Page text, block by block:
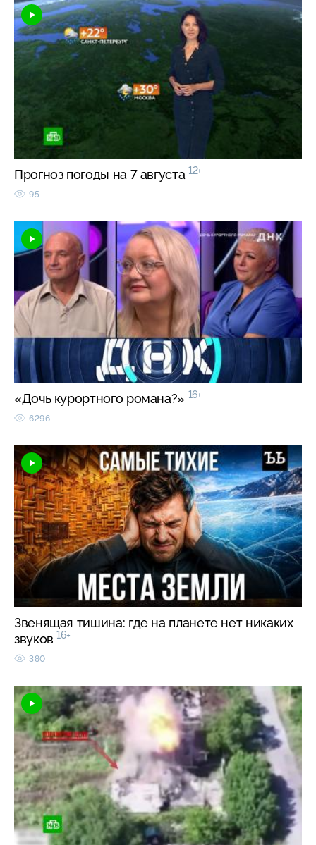
Прогноз погоды на 7 августа 12+
95
«Дочь курортного романа?» 16+
6296
Звенящая тишина: где на планете нет никаких
звуков 16+
380